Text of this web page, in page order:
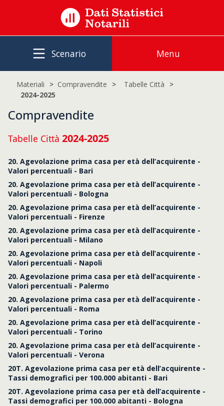
Scenario Menu
Materiali Compravendite
Tabelle Città
2024-2025
Compravendite
Tabelle Città 2024-2025
20. Agevolazione prima casa per età dell’acquirente -
Valori percentuali - Bari
20. Agevolazione prima casa per età dell’acquirente -
Valori percentuali - Bologna
20. Agevolazione prima casa per età dell’acquirente -
Valori percentuali - Firenze
20. Agevolazione prima casa per età dell’acquirente -
Valori percentuali - Milano
20. Agevolazione prima casa per età dell’acquirente -
Valori percentuali - Napoli
20. Agevolazione prima casa per età dell’acquirente -
Valori percentuali - Palermo
20. Agevolazione prima casa per età dell’acquirente -
Valori percentuali - Roma
20. Agevolazione prima casa per età dell’acquirente -
Valori percentuali - Torino
20. Agevolazione prima casa per età dell’acquirente -
Valori percentuali - Verona
20T. Agevolazione prima casa per età dell’acquirente -
Tassi demografici per 100.000 abitanti - Bari
20T. Agevolazione prima casa per età dell’acquirente -
Tassi demografici per 100.000 abitanti - Bologna